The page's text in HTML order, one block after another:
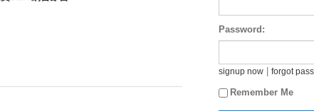
Password:
signup now forgot
Remember Me